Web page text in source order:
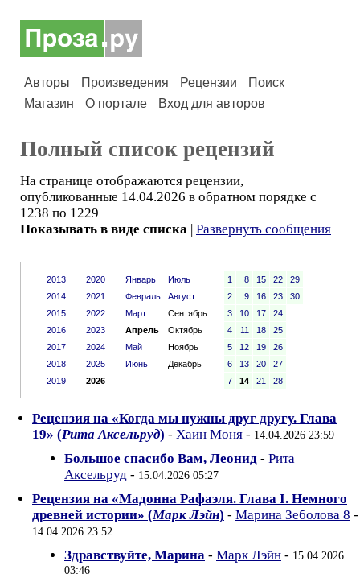
Авторы Произведения Рецензии
Поиск
Магазин
О портале Вход для авторов
Полный список рецензий
На странице отображаются рецензии,
опубликованные 14.04.2026 в обратном порядке с
1238 по 1229
Показывать в виде списка | Развернуть сообщения
2013
2014
2015
2016
2017
2018
2019
2020
2021
2022
2023
2024
2025
2026
Январь
Июль
Февраль
Август
Март
Сентябрь
Апрель
Октябрь
Май
Ноябрь
Июнь
Декабрь
1 8 15 22
29
2
9 16 23
30
3
10 17
24
4
11 18
25
5
12 19
26
6
13 20
27
7
14 21 28
Рецензия на «Когда мы нужны друг другу. Глава
19» (Рита Аксельруд) - Хаин Моня - 14.04.2026 23:59
Большое спасибо Вам, Леонид - Рита
Аксельруд - 15.04.2026 05:27
Рецензия на «Мадонна Рафаэля. Глава I. Немного
древней истории» (Марк Лэйн) - Марина Зеболова 8 -
14.04.2026 23:52
Здравствуйте, Марина - Марк Лэйн - 15.04.2026
03:46